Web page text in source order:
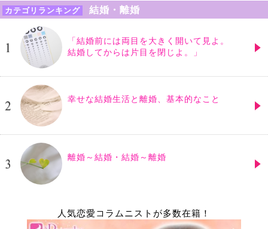
カテゴリランキング 結婚・離婚
「結婚前には両目を大きく開いて見よ。
結婚してからは片目を閉じよ。」
幸せな結婚生活と離婚、基本的なこと
離婚～結婚・結婚～離婚
人気恋愛コラムニストが多数在籍！